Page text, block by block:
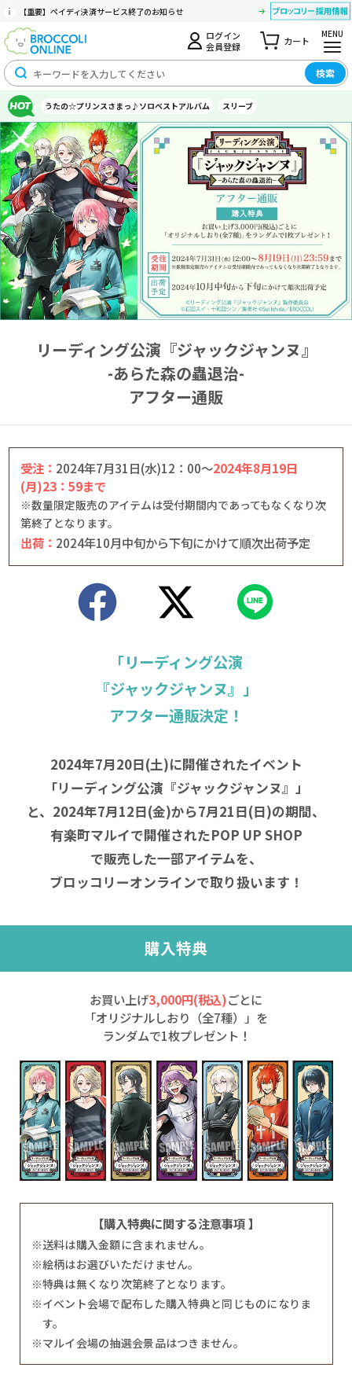
【重要】ペイディ決済サービス終了のお知らせ
ログイン
会員登録
カート
MENU
検索
うたの☆プリンスさまっ♪ソロベストアルバム スリーブ
リーディング公演『ジャックジャンヌ』
-あらた森の蟲退治-
アフター通販
受注： 2024年7月31日(水)12：00～2024年8月19日
(月)23：59まで
※数量限定販売のアイテムは受付期間内であってもなくなり次
第終了となります。
出荷： 2024年10月中旬から下旬にかけて順次出荷予定
「リーディング公演
『ジャックジャンヌ』」
アフター通販決定！
2024年7月20日(土)に開催されたイベント
「リーディング公演『ジャックジャンヌ』」
と、2024年7月12日(金)から7月21日(日)の期間、
有楽町マルイで開催されたPOP UP SHOP
で販売した一部アイテムを、
ブロッコリーオンラインで取り扱います！
購入特典
お買い上げ3,000円(税込)ごとに
「オリジナルしおり（全7種）」を
ランダムで1枚プレゼント！
【購入特典に関する注意事項 】
※送料は購入金額に含まれません。
※絵柄はお選びいただけません。
※特典は無くなり次第終了となります。
※イベント会場で配布した購入特典と同じものになりま
す。
※マルイ会場の抽選会景品はつきません。